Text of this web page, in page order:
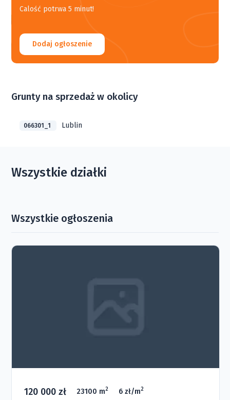
Calość potrwa 5 minut!
Dodaj ogłoszenie
Grunty na sprzedaż w okolicy
066301_1 Lublin
Wszystkie działki
Wszystkie ogłoszenia
120 000 zł 23100 m2 6 zł/m2